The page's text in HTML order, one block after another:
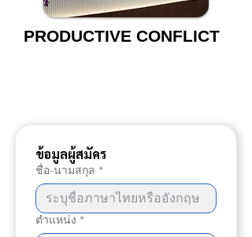
PRODUCTIVE CONFLICT
ข้อมูลผู้สมัคร
ชื่อ-นามสกุล *
ตำแหน่ง *